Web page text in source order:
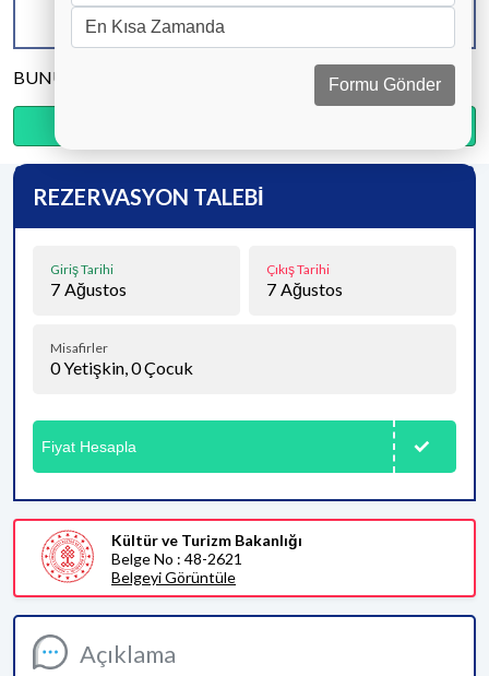
KAPASİTE
8 KİŞİ
BANYO & WC
4 ADET
YATAK ODASI
BUNU PAYLAŞ
Açıklama
REZERVASYON TALEBİ
Giriş Tarihi
7 Ağustos
Çıkış Tarihi
7 Ağustos
Misafirler
0Yetişkin,0Çocuk
Fiyat Hesapla
Kültür ve Turizm Bakanlığı
Belge No : 48-2621
Belgeyi Görüntüle
Formu Gönder